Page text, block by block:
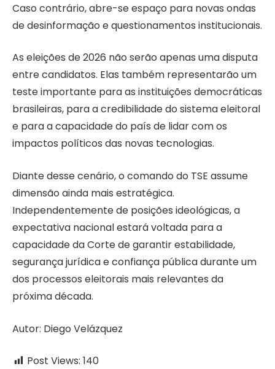
Caso contrário, abre-se espaço para novas ondas
de desinformação e questionamentos institucionais.
As eleições de 2026 não serão apenas uma disputa
entre candidatos. Elas também representarão um
teste importante para as instituições democráticas
brasileiras, para a credibilidade do sistema eleitoral
e para a capacidade do país de lidar com os
impactos políticos das novas tecnologias.
Diante desse cenário, o comando do TSE assume
dimensão ainda mais estratégica.
Independentemente de posições ideológicas, a
expectativa nacional estará voltada para a
capacidade da Corte de garantir estabilidade,
segurança jurídica e confiança pública durante um
dos processos eleitorais mais relevantes da
próxima década.
Autor: Diego Velázquez
Post Views: 140